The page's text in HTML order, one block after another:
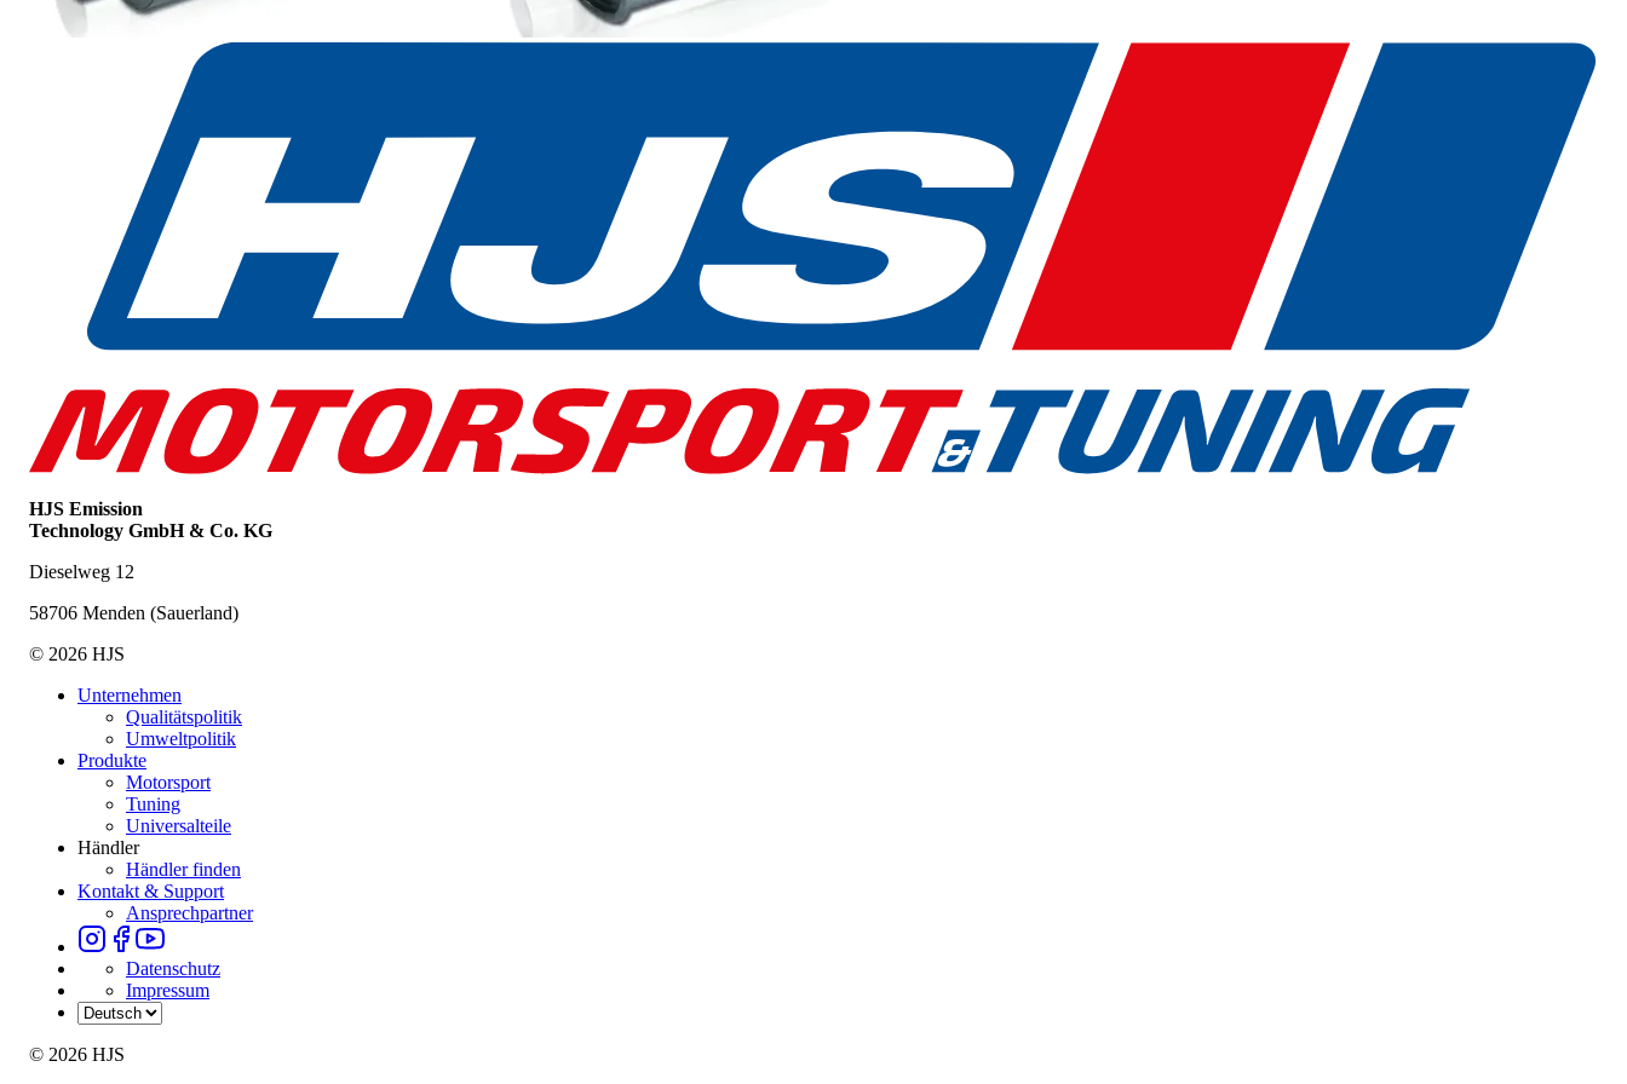
HJS Emission
Technology GmbH & Co. KG
Dieselweg 12
58706 Menden (Sauerland)
© 2026 HJS
Unternehmen
Qualitätspolitik
Umweltpolitik
Produkte
Motorsport
Tuning
Universalteile
Händler
Händler finden
Kontakt & Support
Ansprechpartner
Datenschutz
Impressum
© 2026 HJS